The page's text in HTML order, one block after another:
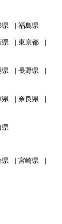
県 福島県
県
東京都
県
長野県
県
奈良県
県
県
宮崎県